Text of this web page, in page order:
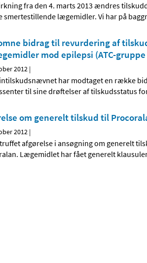
fra den 4. marts 2013 ændres
smertestillende lægemidler. Vi har på
bidrag til revurdering af
mod epilepsi (ATC-gruppe
2012 |
har modtaget en række
til sine drøftelser af tilskudsstatus
om generelt tilskud til
2012 |
afgørelse i ansøgning om generelt
Lægemidlet har fået generelt